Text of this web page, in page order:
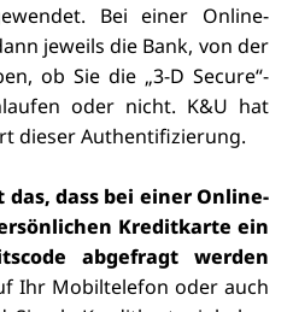
Bei einer Online-
jeweils die Bank, von der
ob Sie die „3-D Secure“-
oder nicht. K&U hat
dieser Authentifizierung.
das, dass bei einer Online-
Kreditkarte ein
abgefragt werden
Ihr Mobiltelefon oder auch